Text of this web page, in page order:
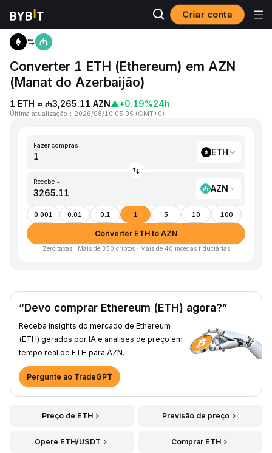
Criar conta
Página inicial
Converter 1 ETH (Ethereum) em AZN
(Manat do Azerbaijão)
1 ETH ≈ ₼3,265.11 AZN▲+0.19%24h
Última atualização ： 2026/08/10 05:05 (GMT+0)
Fazer compras
ETH
Recebe ~
AZN
0.001 0.01 0.1 1 5 10 100
Converter ETH to AZN
Zero taxas · Mais de 350 criptos · Mais de 40 moedas fiduciárias
“Devo comprar Ethereum (ETH) agora?”
Receba insights do mercado de Ethereum
(ETH) gerados por IA e análises de preço em
tempo real de ETH para AZN.
Pergunte ao TradeGPT
Preço de ETH Previsão de preço
Opere ETH/USDT Comprar ETH